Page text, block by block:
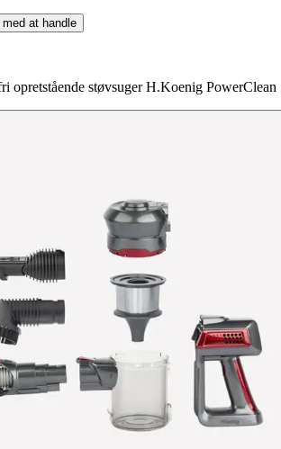
at handle
opretstående støvsuger H.Koenig PowerClean